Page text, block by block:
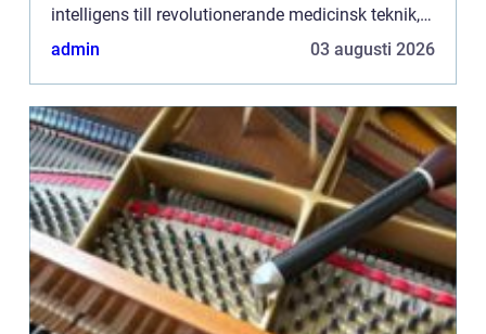
intelligens till revolutionerande medicinsk teknik,
kommer dessa framste...
admin 03 augusti 2026